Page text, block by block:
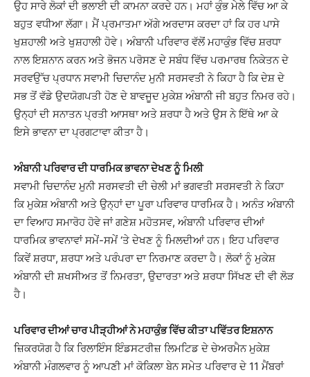
ਉਹ ਸਾਰੇ ਲੋਕਾਂ ਦੀ ਭਲਾਈ ਦੀ ਕਾਮਨਾ ਕਰਦੇ ਹਨ। ਮਹਾਂ ਕੁੰਭ ਮੇਲੇ ਵਿੱਚ ਆ ਕੇ
ਬਹੁਤ ਵਧੀਆ ਲੱਗਾ। ਮੈਂ ਪ੍ਰਮਾਤਮਾ ਅੱਗੇ ਅਰਦਾਸ ਕਰਦਾ ਹਾਂ ਕਿ ਹਰ ਪਾਸੇ
ਖੁਸ਼ਹਾਲੀ ਅਤੇ ਖੁਸ਼ਹਾਲੀ ਹੋਵੇ। ਅੰਬਾਨੀ ਪਰਿਵਾਰ ਵੱਲੋਂ ਮਹਾਕੁੰਭ ਵਿੱਚ ਸ਼ਰਧਾ
ਨਾਲ ਇਸ਼ਨਾਨ ਕਰਨ ਅਤੇ ਭੋਜਨ ਪਰੋਸਣ ਦੇ ਸਬੰਧ ਵਿੱਚ ਪਰਮਾਰਥ ਨਿਕੇਤਨ ਦੇ
ਸਰਵਉੱਚ ਪ੍ਰਧਾਨ ਸਵਾਮੀ ਚਿਦਾਨੰਦ ਮੁਨੀ ਸਰਸਵਤੀ ਨੇ ਕਿਹਾ ਹੈ ਕਿ ਦੇਸ਼ ਦੇ
ਸਭ ਤੋਂ ਵੱਡੇ ਉਦਯੋਗਪਤੀ ਹੋਣ ਦੇ ਬਾਵਜੂਦ ਮੁਕੇਸ਼ ਅੰਬਾਨੀ ਜੀ ਬਹੁਤ ਨਿਮਰ ਰਹੇ।
ਉਨ੍ਹਾਂ ਦੀ ਸਨਾਤਨ ਪ੍ਰਤੀ ਆਸਥਾ ਅਤੇ ਸ਼ਰਧਾ ਹੈ ਅਤੇ ਉਸ ਨੇ ਇੱਥੇ ਆ ਕੇ
ਇਸੇ ਭਾਵਨਾ ਦਾ ਪ੍ਰਗਟਾਵਾ ਕੀਤਾ ਹੈ।
ਅੰਬਾਨੀ ਪਰਿਵਾਰ ਦੀ ਧਾਰਮਿਕ ਭਾਵਨਾ ਦੇਖਣ ਨੂੰ ਮਿਲੀ
ਸਵਾਮੀ ਚਿਦਾਨੰਦ ਮੁਨੀ ਸਰਸਵਤੀ ਦੀ ਚੇਲੀ ਮਾਂ ਭਗਵਤੀ ਸਰਸਵਤੀ ਨੇ ਕਿਹਾ
ਕਿ ਮੁਕੇਸ਼ ਅੰਬਾਨੀ ਅਤੇ ਉਨ੍ਹਾਂ ਦਾ ਪੂਰਾ ਪਰਿਵਾਰ ਧਾਰਮਿਕ ਹੈ। ਅਨੰਤ ਅੰਬਾਨੀ
ਦਾ ਵਿਆਹ ਸਮਾਰੋਹ ਹੋਵੇ ਜਾਂ ਗਣੇਸ਼ ਮਹੋਤਸਵ, ਅੰਬਾਨੀ ਪਰਿਵਾਰ ਦੀਆਂ
ਧਾਰਮਿਕ ਭਾਵਨਾਵਾਂ ਸਮੇਂ-ਸਮੇਂ ‘ਤੇ ਦੇਖਣ ਨੂੰ ਮਿਲਦੀਆਂ ਹਨ। ਇਹ ਪਰਿਵਾਰ
ਕਿਵੇਂ ਸ਼ਰਧਾ, ਸ਼ਰਧਾ ਅਤੇ ਪਰੰਪਰਾ ਦਾ ਨਿਰਮਾਣ ਕਰਦਾ ਹੈ। ਲੋਕਾਂ ਨੂੰ ਮੁਕੇਸ਼
ਅੰਬਾਨੀ ਦੀ ਸ਼ਖਸੀਅਤ ਤੋਂ ਨਿਮਰਤਾ, ਉਦਾਰਤਾ ਅਤੇ ਸ਼ਰਧਾ ਸਿੱਖਣ ਦੀ ਵੀ ਲੋੜ
ਹੈ।
ਪਰਿਵਾਰ ਦੀਆਂ ਚਾਰ ਪੀੜ੍ਹੀਆਂ ਨੇ ਮਹਾਕੁੰਭ ਵਿੱਚ ਕੀਤਾ ਪਵਿੱਤਰ ਇਸ਼ਨਾਨ
ਜ਼ਿਕਰਯੋਗ ਹੈ ਕਿ ਰਿਲਾਇੰਸ ਇੰਡਸਟਰੀਜ਼ ਲਿਮਟਿਡ ਦੇ ਚੇਅਰਮੈਨ ਮੁਕੇਸ਼
ਅੰਬਾਨੀ ਮੰਗਲਵਾਰ ਨੂੰ ਆਪਣੀ ਮਾਂ ਕੋਕਿਲਾ ਬੇਨ ਸਮੇਤ ਪਰਿਵਾਰ ਦੇ 11 ਮੈਂਬਰਾਂ